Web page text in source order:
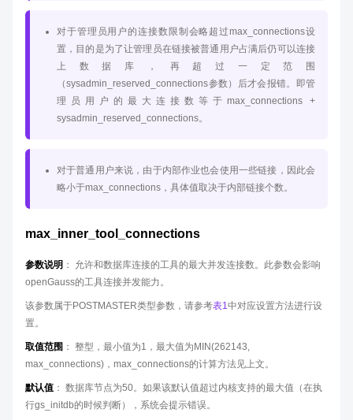
对于管理员用户的连接数限制会略超过max_connections设
置，目的是为了让管理员在链接被普通用户占满后仍可以连接
上数据库，再超过一定范围
（sysadmin_reserved_connections参数）后才会报错。即管
理员用户的最大连接数等于max_connections +
sysadmin_reserved_connections。
对于普通用户来说，由于内部作业也会使用一些链接，因此会
略小于max_connections，具体值取决于内部链接个数。
max_inner_tool_connections
参数说明 ： 允许和数据库连接的工具的最大并发连接数。此参数会影响
openGauss的工具连接并发能力。
该参数属于POSTMASTER类型参数，请参考表1中对应设置方法进行设
置。
取值范围 ： 整型，最小值为1，最大值为MIN(262143,
max_connections)，max_connections的计算方法见上文。
默认值 ： 数据库节点为50。如果该默认值超过内核支持的最大值（在执
行gs_initdb的时候判断），系统会提示错误。